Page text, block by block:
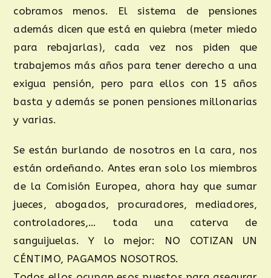
cobramos menos. El sistema de pensiones
además dicen que está en quiebra (meter miedo
para rebajarlas), cada vez nos piden que
trabajemos más años para tener derecho a una
exigua pensión, pero para ellos con 15 años
basta y además se ponen pensiones millonarias
y varias.
Se están burlando de nosotros en la cara, nos
están ordeñando. Antes eran solo los miembros
de la Comisión Europea, ahora hay que sumar
jueces, abogados, procuradores, mediadores,
controladores,… toda una caterva de
sanguijuelas. Y lo mejor: NO COTIZAN UN
CÉNTIMO, PAGAMOS NOSOTROS.